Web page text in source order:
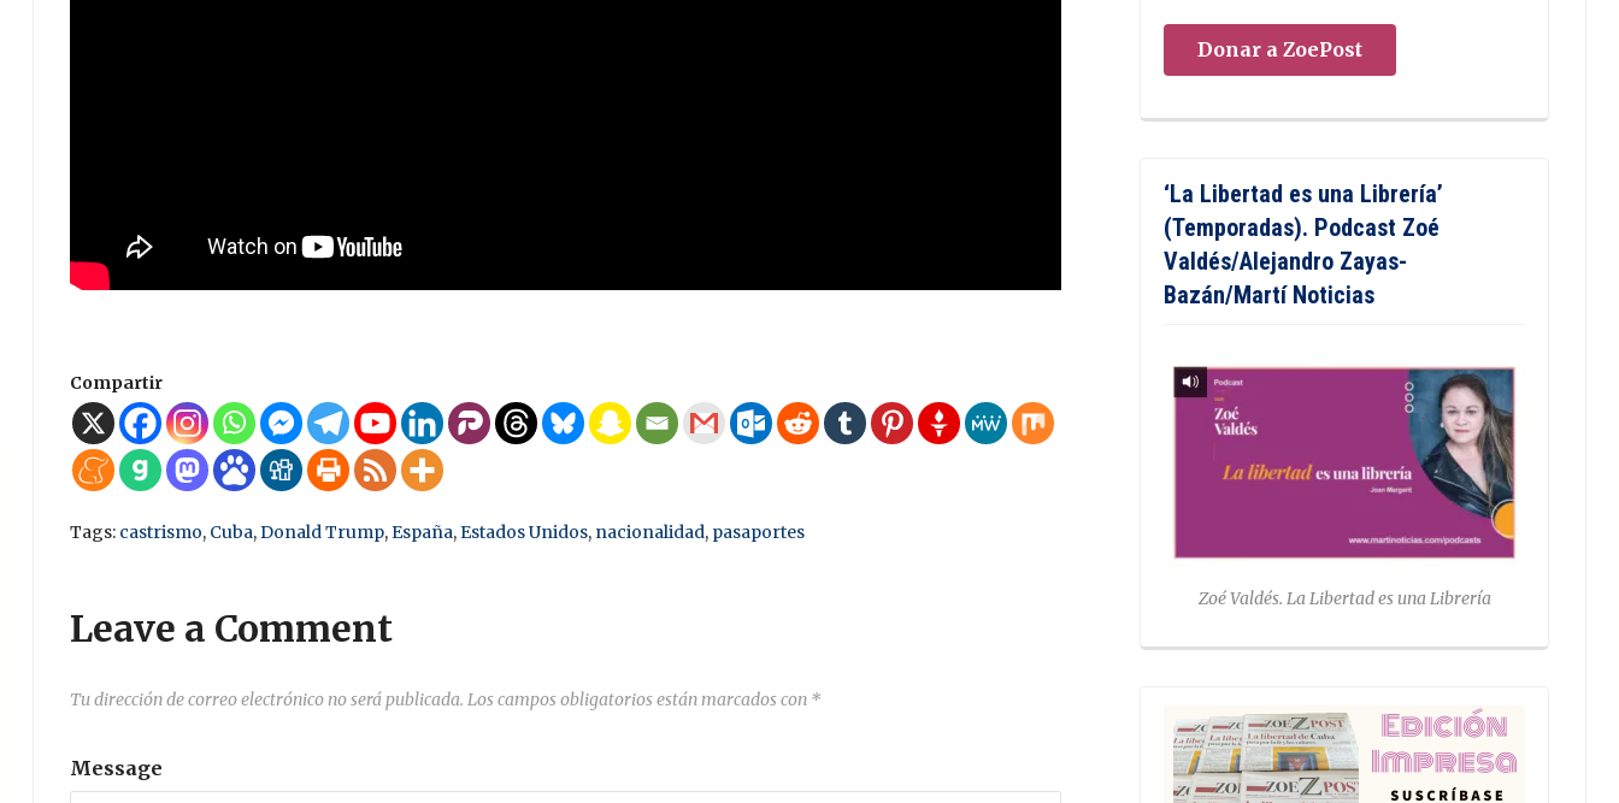
Compartir
Tags: castrismo, Cuba,Donald Trump,España,Estados Unidos, nacionalidad, pasaportes
Leave a Comment
Tu dirección de correo electrónico no será publicada. Los campos obligatorios están marcados con *
Message
Donar a ZoePost
‘La Libertad es una Librería’
(Temporadas). Podcast Zoé
Valdés/Alejandro Zayas-
Bazán/Martí Noticias
Zoé Valdés. La Libertad es una Librería